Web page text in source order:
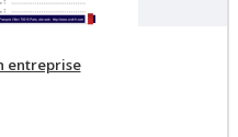
entreprise